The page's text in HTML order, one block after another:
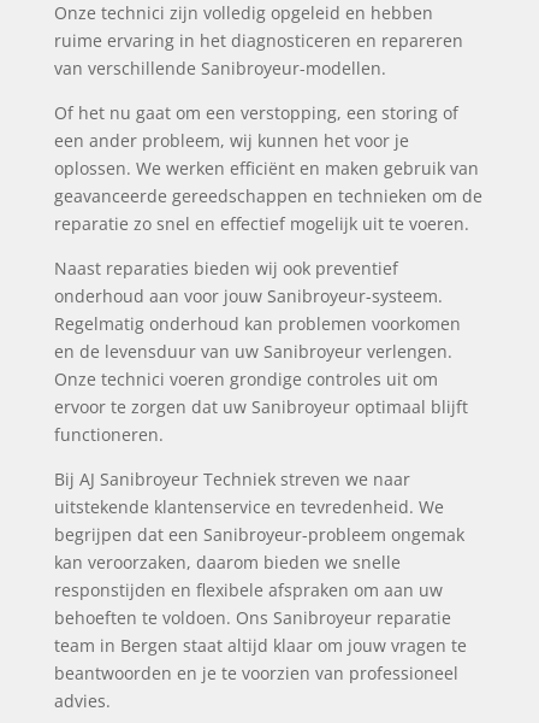
Onze technici zijn volledig opgeleid en hebben
ruime ervaring in het diagnosticeren en repareren
van verschillende Sanibroyeur-modellen.
Of het nu gaat om een verstopping, een storing of
een ander probleem, wij kunnen het voor je
oplossen. We werken efficiënt en maken gebruik van
geavanceerde gereedschappen en technieken om de
reparatie zo snel en effectief mogelijk uit te voeren.
Naast reparaties bieden wij ook preventief
onderhoud aan voor jouw Sanibroyeur-systeem.
Regelmatig onderhoud kan problemen voorkomen
en de levensduur van uw Sanibroyeur verlengen.
Onze technici voeren grondige controles uit om
ervoor te zorgen dat uw Sanibroyeur optimaal blijft
functioneren.
Bij AJ Sanibroyeur Techniek streven we naar
uitstekende klantenservice en tevredenheid. We
begrijpen dat een Sanibroyeur-probleem ongemak
kan veroorzaken, daarom bieden we snelle
responstijden en flexibele afspraken om aan uw
behoeften te voldoen. Ons Sanibroyeur reparatie
team in Bergen staat altijd klaar om jouw vragen te
beantwoorden en je te voorzien van professioneel
advies.